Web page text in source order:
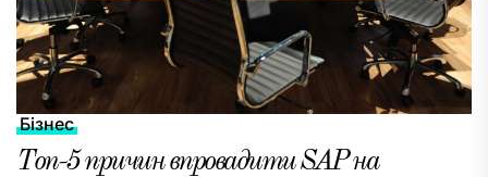
Бізнес
Топ-5 причин впровадити SAP на